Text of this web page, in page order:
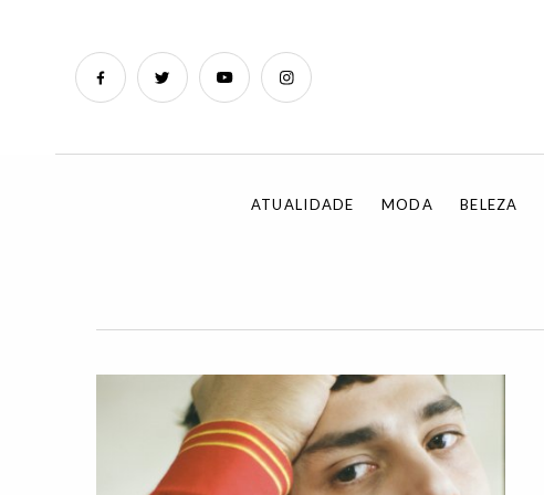
ATUALIDADE MODA BELEZA